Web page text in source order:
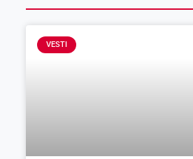
VESTI